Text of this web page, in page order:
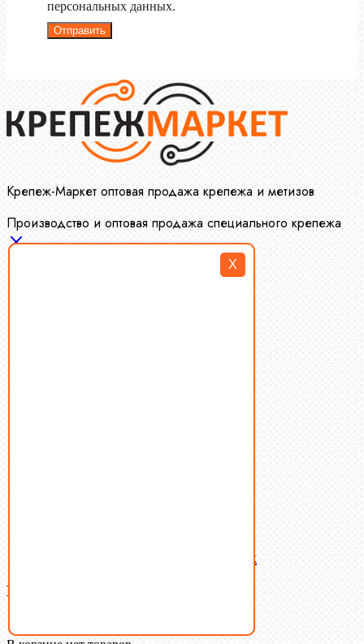
X
персональных данных.
Отправить
Крепеж-Маркет оптовая продажа крепежа и метизов
Производство и оптовая продажа специального крепежа
Латунный и бронзовый крепеж
Ваша корзина